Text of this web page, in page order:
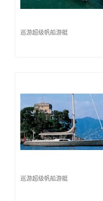
巡游超级帆船游艇
巡游超级帆船游艇